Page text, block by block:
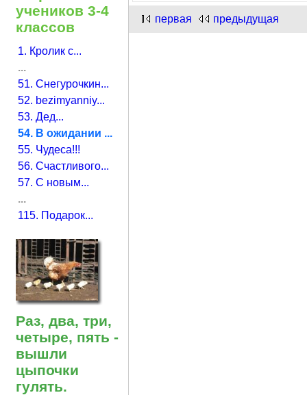
учеников 3-4
классов
1. Кролик с...
...
51. Снегурочкин...
52. bezimyanniy...
53. Дед...
54. В ожидании ...
55. Чудеса!!!
56. Счастливого...
57. С новым...
...
115. Подарок...
Раз, два, три,
четыре, пять -
вышли
цыпочки
гулять.
первая предыдущая